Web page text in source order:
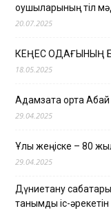
оқушыларының тіл
20.07.2025
КЕҢЕС ОДАҒЫНЫҢ
18.05.2025
Адамзатқа ортақ Абай
29.04.2025
Ұлы жеңіске – 80
29.04.2025
Дүниетану
танымдық іс-